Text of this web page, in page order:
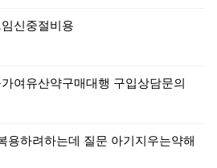
신중절비용
여유산약구매대행 구입상담문의
용하려하는데 질문 아기지우는약해